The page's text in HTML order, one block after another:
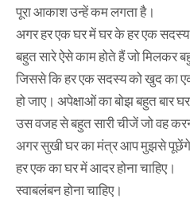
पूरा आकाश उन्हें कम लगता है।
अगर हर एक घर में घर के हर एक
बहुत सारे ऐसे काम होते हैं जो मिलकर
जिससे कि हर एक सदस्य को खुद का
हो जाए। अपेक्षाओं का बोझ बहुत बार
उस वजह से बहुत सारी चीजें जो वह
अगर सुखी घर का मंत्र आप मुझसे पूछेंगे
हर एक का घर में आदर होना चाहिए।
स्वाबलंबन होना चाहिए।